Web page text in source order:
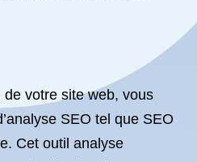
votre site web, vous
SEO tel que SEO
Cet outil analyse